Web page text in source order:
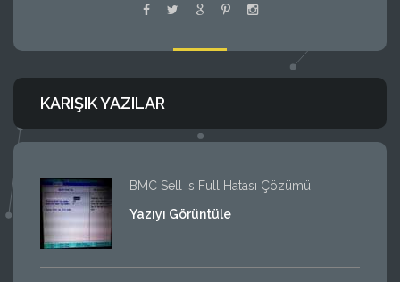
KARIŞIK YAZILAR
BMC Sell is Full Hatası Çözümü
Yazıyı Görüntüle